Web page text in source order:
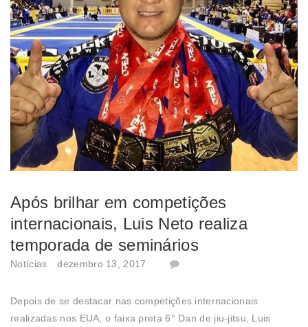
Após brilhar em competições
internacionais, Luis Neto realiza
temporada de seminários
Notícias dezembro 13, 2017
Depois de se destacar nas competições internacionais
realizadas nos EUA, o faixa preta 6° Dan de jiu-jitsu, Luis